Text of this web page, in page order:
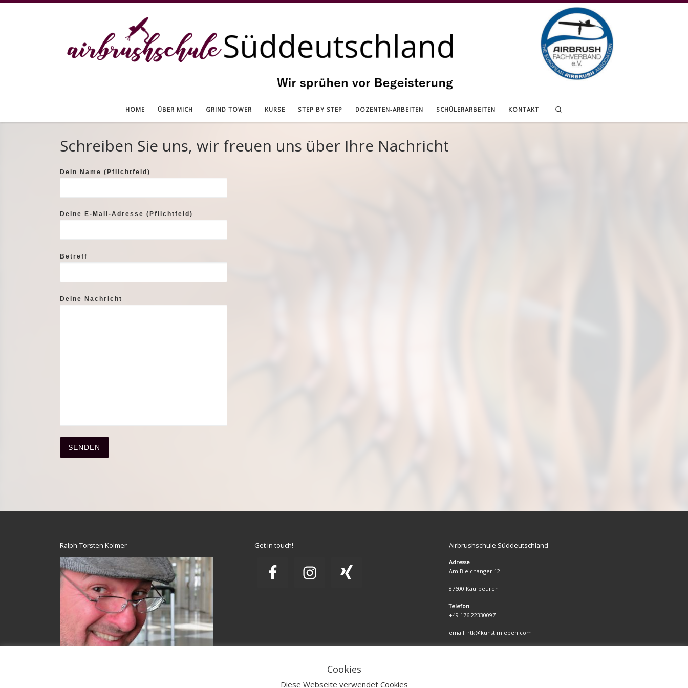
HOME ÜBER MICH GRIND TOWER KURSE STEP BY STEP DOZENTEN-ARBEITEN SCHÜLERARBEITEN KONTAKT
Schreiben Sie uns, wir freuen uns über Ihre Nachricht
Dein Name (Pflichtfeld)
Deine E-Mail-Adresse (Pflichtfeld)
Betreff
Deine Nachricht
Ralph-Torsten Kolmer Get in touch! Airbrushschule Süddeutschland
Adresse
Am Bleichanger 12
87600 Kaufbeuren
Telefon
+49 176 22330097
email: rtk@kunstimleben.com
Cookies
Diese Webseite verwendet Cookies